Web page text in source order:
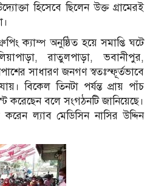
হিসেবে ছিলেন উক্ত গ্রামেরই
ক্যাম্প অনুষ্ঠিত হয়ে সমাপ্তি ঘটে
রাতুলপাড়া, ভবানীপুর,
সাধারণ জনগণ স্বতঃস্ফূর্তভাবে
বিকেল তিনটা পর্যন্ত প্রায় পাঁচ
করেছেন বলে সংগঠনটি জানিয়েছে।
করেন ল্যাব মেডিসিন নাসির উদ্দিন